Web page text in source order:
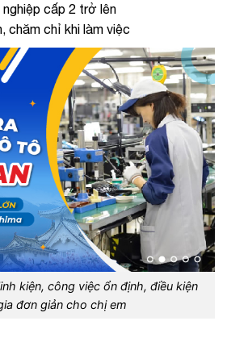
cấp 2 trở lên
chăm chỉ khi làm việc
kiện, công việc ổn định, điều kiện
đơn giản cho chị em